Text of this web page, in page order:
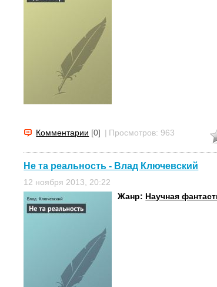
Комментарии [0] | Просмотров: 963
Не та реальность - Влад Ключевский
12 ноября 2013, 20:22
Жанр: Научная